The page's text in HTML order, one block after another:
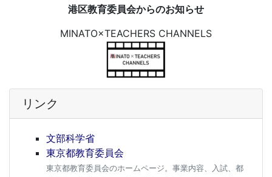
港区教育委員会からのお知らせ
MINATO×TEACHERS CHANNELS
リンク
文部科学省
東京都教育委員会
東京都教育委員会のホームページ。事業内容、入試、都